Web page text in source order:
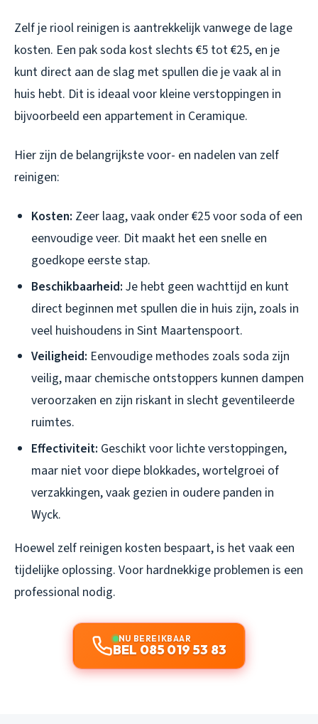
Zelf je riool reinigen is aantrekkelijk vanwege de lage
kosten. Een pak soda kost slechts €5 tot €25, en je
kunt direct aan de slag met spullen die je vaak al in
huis hebt. Dit is ideaal voor kleine verstoppingen in
bijvoorbeeld een appartement in Ceramique.
Hier zijn de belangrijkste voor- en nadelen van zelf
reinigen:
Kosten: Zeer laag, vaak onder €25 voor soda of een
eenvoudige veer. Dit maakt het een snelle en
goedkope eerste stap.
Beschikbaarheid: Je hebt geen wachttijd en kunt
direct beginnen met spullen die in huis zijn, zoals in
veel huishoudens in Sint Maartenspoort.
Veiligheid: Eenvoudige methodes zoals soda zijn
veilig, maar chemische ontstoppers kunnen dampen
veroorzaken en zijn riskant in slecht geventileerde
ruimtes.
Effectiviteit: Geschikt voor lichte verstoppingen,
maar niet voor diepe blokkades, wortelgroei of
verzakkingen, vaak gezien in oudere panden in
Wyck.
Hoewel zelf reinigen kosten bespaart, is het vaak een
tijdelijke oplossing. Voor hardnekkige problemen is een
professional nodig.
NU BEREIKBAAR
BEL 085 019 53 83